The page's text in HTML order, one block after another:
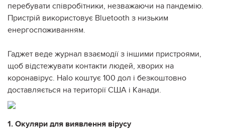
перебувати співробітники, незважаючи на пандемію.
Пристрій використовує Bluetooth з низьким
енергоспоживанням.
Гаджет веде журнал взаємодії з іншими пристроями,
щоб відстежувати контакти людей, хворих на
коронавірус. Halo коштує 100 дол і безкоштовно
доставляється на території США і Канади.
1. Окуляри для виявлення вірусу